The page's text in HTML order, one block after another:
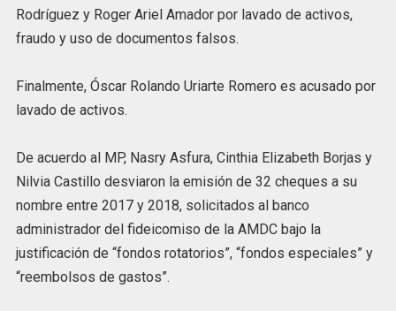
Rodríguez y Roger Ariel Amador por lavado de activos,
fraudo y uso de documentos falsos.
Finalmente, Óscar Rolando Uriarte Romero es acusado por
lavado de activos.
De acuerdo al MP, Nasry Asfura, Cinthia Elizabeth Borjas y
Nilvia Castillo desviaron la emisión de 32 cheques a su
nombre entre 2017 y 2018, solicitados al banco
administrador del fideicomiso de la AMDC bajo la
justificación de “fondos rotatorios”, “fondos especiales” y
“reembolsos de gastos”.